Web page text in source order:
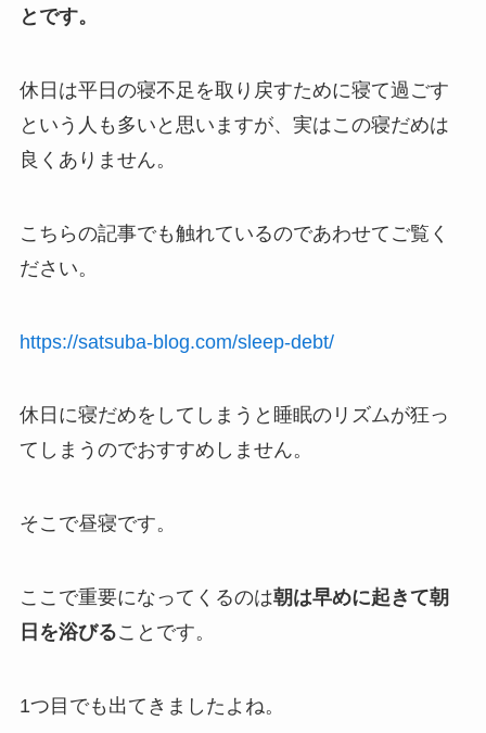
とです。
休日は平日の寝不足を取り戻すために寝て過ごす
という人も多いと思いますが、実はこの寝だめは
良くありません。
こちらの記事でも触れているのであわせてご覧く
ださい。
https://satsuba-blog.com/sleep-debt/
休日に寝だめをしてしまうと睡眠のリズムが狂っ
てしまうのでおすすめしません。
そこで昼寝です。
ここで重要になってくるのは朝は早めに起きて朝
日を浴びることです。
1つ目でも出てきましたよね。